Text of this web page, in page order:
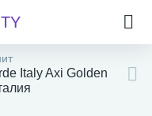
Italy Axi Golden